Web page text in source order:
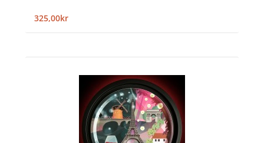
325,00kr